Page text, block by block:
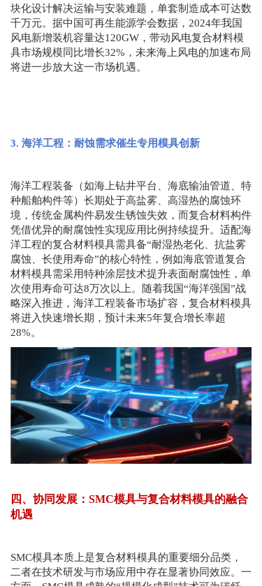
块化设计解决运输与安装难题，单套制造成本可达数
千万元。据中国可再生能源学会数据，2024年我国
风电新增装机容量达120GW，带动风电复合材料模
具市场规模同比增长32%，未来海上风电的加速布局
将进一步放大这一市场机遇。
3. 海洋工程：耐蚀需求催生专用模具创新
海洋工程装备（如海上钻井平台、海底输油管道、特
种船舶构件等）长期处于高盐雾、高湿热的腐蚀环
境，传统金属构件易发生锈蚀失效，而复合材料构件
凭借优异的耐腐蚀性实现应用比例持续提升。适配海
洋工程的复合材料模具需具备“耐湿热老化、抗盐雾
腐蚀、长使用寿命”的核心特性，例如海底管道复合
材料模具需采用特种涂层技术提升表面耐腐蚀性，单
次使用寿命可达8万次以上。随着我国“海洋强国”战
略深入推进，海洋工程装备市场扩容，复合材料模具
将进入快速增长期，预计未来5年复合增长率超
28%。
四、协同发展：SMC模具与复合材料模具的融合
机遇
SMC模具本质上是复合材料模具的重要细分品类，
二者在技术研发与市场应用中存在显著协同效应。一